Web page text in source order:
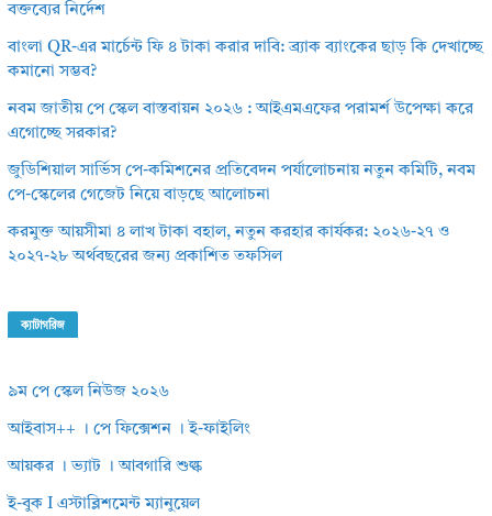
বক্তব্যের নির্দেশ
বাংলা QR-এর মার্চেন্ট ফি ৪ টাকা করার দাবি: ব্র্যাক ব্যাংকের ছাড় কি দেখাচ্ছে
কমানো সম্ভব?
নবম জাতীয় পে স্কেল বাস্তবায়ন ২০২৬ : আইএমএফের পরামর্শ উপেক্ষা করে
এগোচ্ছে সরকার?
জুডিশিয়াল সার্ভিস পে-কমিশনের প্রতিবেদন পর্যালোচনায় নতুন কমিটি, নবম
পে-স্কেলের গেজেট নিয়ে বাড়ছে আলোচনা
করমুক্ত আয়সীমা ৪ লাখ টাকা বহাল, নতুন করহার কার্যকর: ২০২৬-২৭ ও
২০২৭-২৮ অর্থবছরের জন্য প্রকাশিত তফসিল
ক্যাটাগরিজ
৯ম পে স্কেল নিউজ ২০২৬
আইবাস++ । পে ফিক্সেশন । ই-ফাইলিং
আয়কর । ভ্যাট । আবগারি শুল্ক
ই-বুক I এস্টাব্লিশমেন্ট ম্যানুয়েল